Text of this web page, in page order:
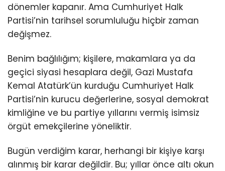
dönemler kapanır. Ama Cumhuriyet Halk
Partisi’nin tarihsel sorumluluğu hiçbir zaman
değişmez.
Benim bağlılığım; kişilere, makamlara ya da
geçici siyasi hesaplara değil, Gazi Mustafa
Kemal Atatürk’ün kurduğu Cumhuriyet Halk
Partisi’nin kurucu değerlerine, sosyal demokrat
kimliğine ve bu partiye yıllarını vermiş isimsiz
örgüt emekçilerine yöneliktir.
Bugün verdiğim karar, herhangi bir kişiye karşı
alınmış bir karar değildir. Bu; yıllar önce altı okun